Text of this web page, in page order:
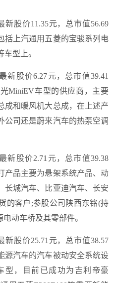
新股价11.35元，总市值56.69
括上汽通用五菱的宝骏系列电
型上。
新股价6.27元，总市值39.41
MiniEV车型的供应商，主要
成和暖风机大总成，在上述产
公司还是蔚来汽车的热泵空调
新股价2.71元，总市值39.38
产品主要为悬架系统产品、动
长城汽车、比亚迪汽车、长安
的客户;参股公司陕西东铭(持
动车桥及其零部件。
新股价25.71元，总市值38.57
源汽车的汽车被动安全系统设
型，目前已成功为吉利帝豪